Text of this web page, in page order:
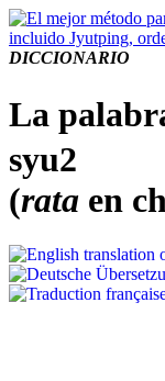
DICCIONARIO
La
syu2
(rata en